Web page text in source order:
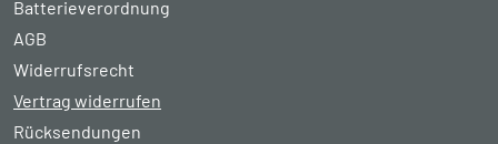
Batterieverordnung
AGB
Widerrufsrecht
Vertrag widerrufen
Rücksendungen